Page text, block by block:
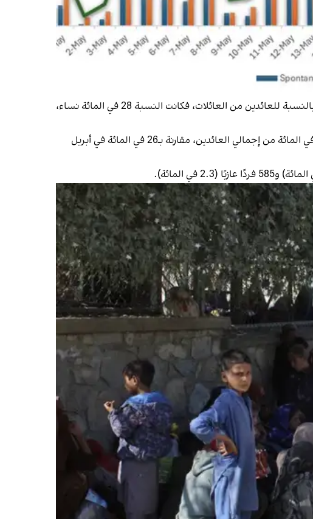
ومن بين المهاجرين غير المسجلين، شكلت النساء 8 في المائة، والأطفال 21 في المائة، والرجال 71 في المائة. أما بالنسبة للعائدين من العائلات، فكانت النسبة 28 في المائة نساء،
وشهدت نسبة عودة العائلات زيادة ملحوظة مقارنة بالأشهر السابقة، حيث شكلت العائلات في مايو (أيار) حوالي 44 في المائة من إجمالي العائدين، مقارنة بـ26 في المائة في أبريل